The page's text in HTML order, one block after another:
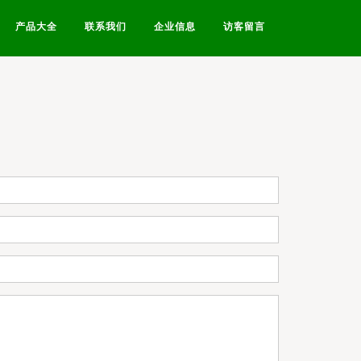
产品大全 联系我们 企业信息 访客留言